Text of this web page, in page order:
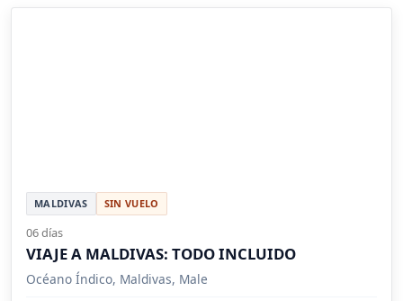
MALDIVAS SIN VUELO
06 días
VIAJE A MALDIVAS: TODO INCLUIDO
Océano Índico, Maldivas, Male